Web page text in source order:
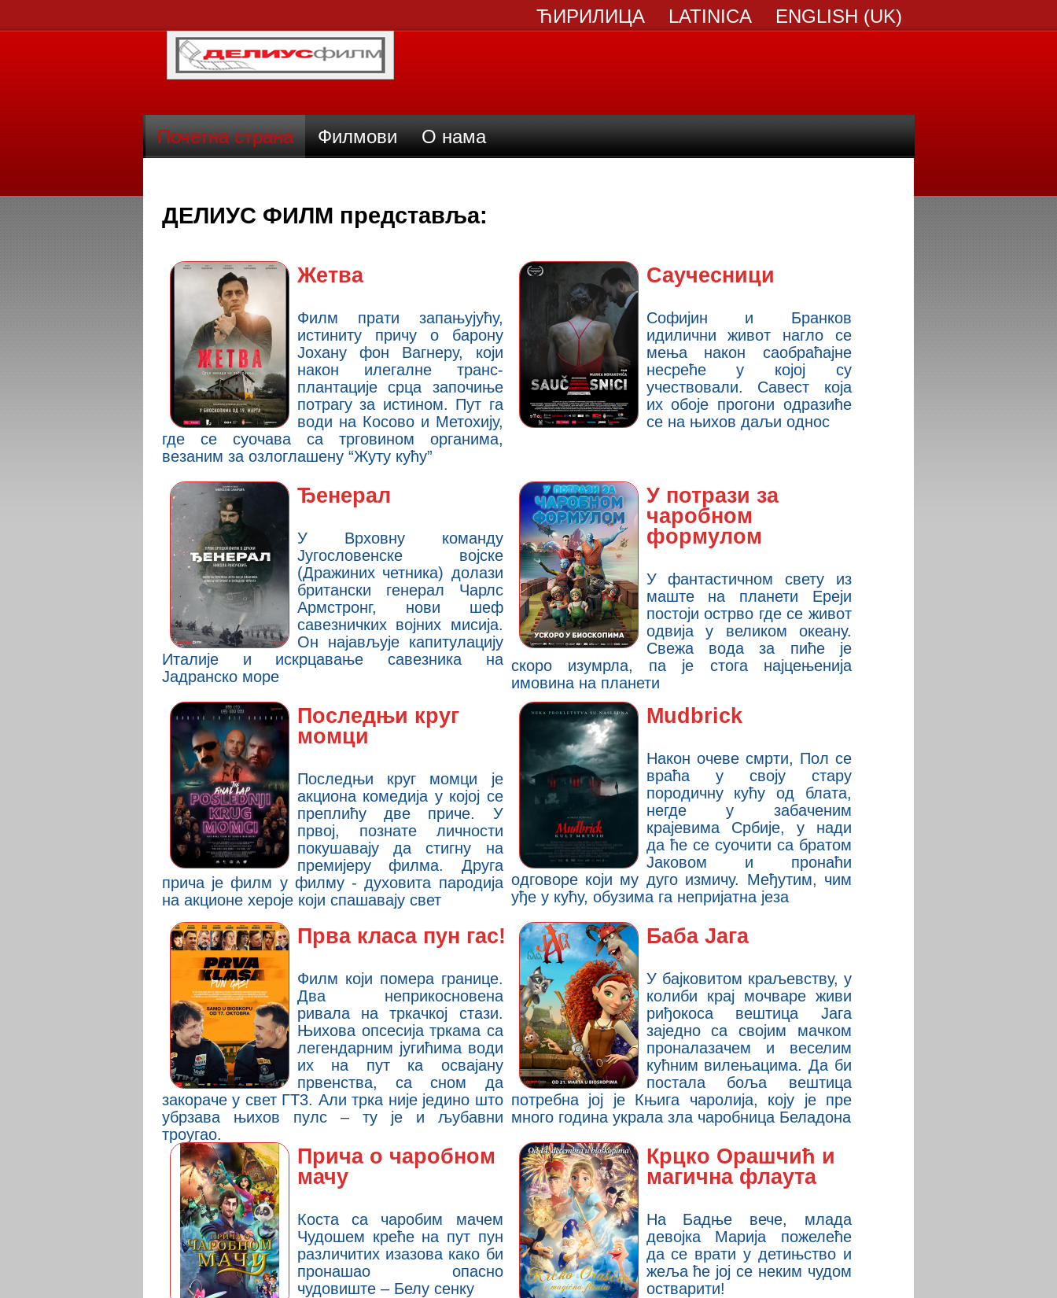
ЋИРИЛИЦА LATINICA ENGLISH (UK)
Почетна страна Филмови О нама
ДЕЛИУС ФИЛМ представља:
Жетва
Филм прати запањујућу,
истиниту причу о барону
Јохану фон Вагнеру, који
након илегалне транс-
плантације срца започиње
потрагу за истином. Пут га
води на Косово и Метохију,
где се суочава са трговином органима,
везаним за озлоглашену “Жуту кућу”
Саучесници
Софијин и Бранков
идилични живот нагло се
мења након саобраћајне
несреће у којој су
учествовали. Савест која
их обоје прогони одразиће
се на њихов даљи однос
Ђенерал
У Врховну команду
Југословенске војске
(Дражиних четника) долази
британски генерал Чарлс
Армстронг, нови шеф
савезничких војних мисија.
Он најављује капитулацију
Италије и искрцавање савезника на
Јадранско море
У потрази за
чаробном
формулом
У фантастичном свету из
маште на планети Ереји
постоји острво где се живот
одвија у великом океану.
Свежа вода за пиће је
скоро изумрла, па је стога најцењенија
имовина на планети
Последњи круг
момци
Последњи круг момци је
акциона комедија у којој се
преплићу две приче. У
првој, познате личности
покушавају да стигну на
премијеру филма. Друга
прича је филм у филму - духовита пародија
на акционе хероје који спашавају свет
Mudbrick
Након очеве смрти, Пол се
враћа у своју стару
породичну кућу од блата,
негде у забаченим
крајевима Србије, у нади
да ће се суочити са братом
Јаковом и пронаћи
одговоре који му дуго измичу. Међутим, чим
уђе у кућу, обузима га непријатна језа
Прва класа пун гас!
Филм који помера границе.
Два неприкосновена
ривала на тркачкој стази.
Њихова опсесија тркама са
легендарним југићима води
их на пут ка освајану
првенства, са сном да
закораче у свет ГТ3. Али трка није једино што
убрзава њихов пулс – ту је и љубавни
троугао.
Баба Јага
У бајковитом краљевству, у
колиби крај мочваре живи
риђокоса вештица Јага
заједно са својим мачком
проналазачем и веселим
кућним вилењацима. Да би
постала боља вештица
потребна јој је Књига чаролија, коју је пре
много година украла зла чаробница Беладона
Прича о чаробном
мачу
Коста са чаробим мачем
Чудошем креће на пут пун
различитих изазова како би
пронашао опасно
чудовиште – Белу сенку
Крцко Орашчић и
магична флаута
На Бадње вече, млада
девојка Марија пожелеће
да се врати у детињство и
жеља ће јој се неким чудом
остварити!